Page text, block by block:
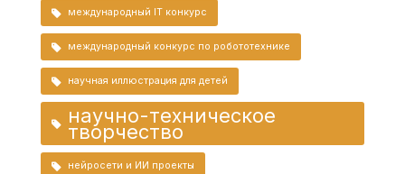
международный IT конкурс
международный конкурс по робототехнике
научная иллюстрация для детей
научно-техническое
творчество
нейросети и ИИ проекты